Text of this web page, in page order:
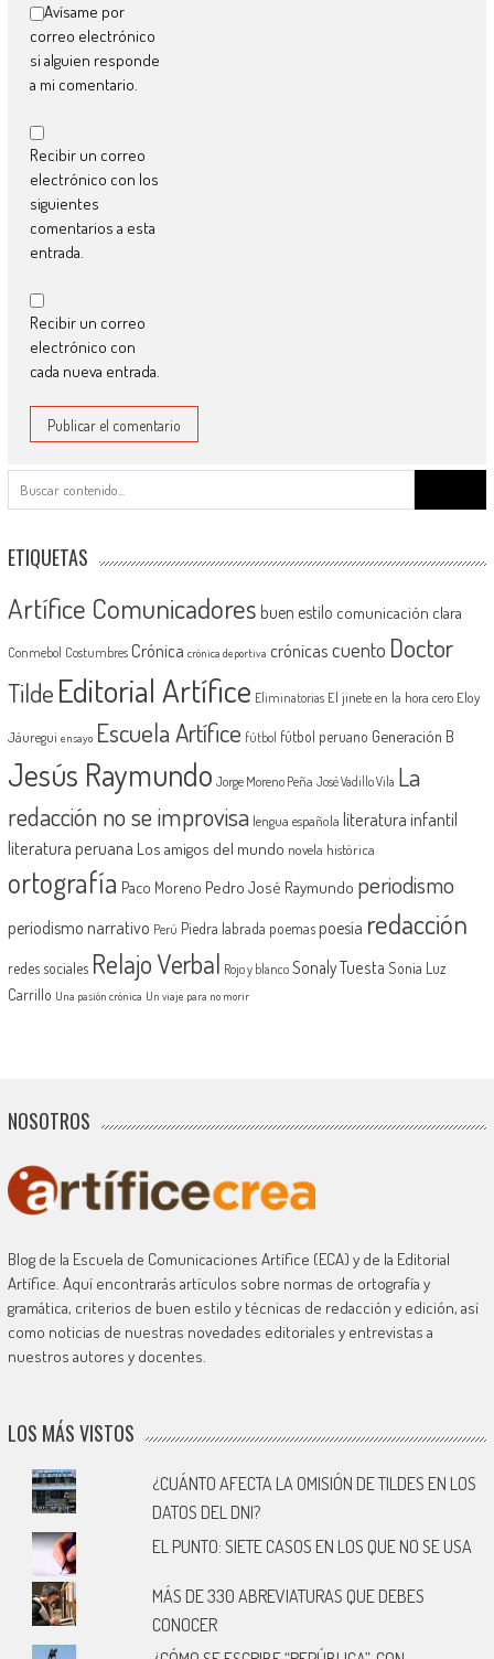
Avísame por
correo electrónico
si alguien responde
a mi comentario.
Recibir un correo
electrónico con los
siguientes
comentarios a esta
entrada.
Recibir un correo
electrónico con
cada nueva entrada.
ETIQUETAS
Artífice Comunicadores buen estilo comunicación clara
Conmebol Costumbres Crónica crónica deportiva crónicascuento Doctor
Tilde Editorial Artífice Eliminatorias El jinete en la hora cero Eloy
Jáuregui ensayo Escuela Artífice fútbol fútbol peruano Generación B
Jesús Raymundo Jorge Moreno Peña José Vadillo Vila La
redacción no se improvisa lengua española literatura infantil
literatura peruana Los amigos del mundo novela histórica
ortografía Paco Moreno Pedro José Raymundo periodismo
periodismo narrativo Perú Piedra labrada poemas poesía redacción
redes sociales Relajo Verbal Rojo y blanco Sonaly Tuesta Sonia Luz
Carrillo Una pasión crónica Un viaje para no morir
NOSOTROS
Blog de la Escuela de Comunicaciones Artífice (ECA) y de la Editorial
Artífice. Aquí encontrarás artículos sobre normas de ortografía y
gramática, criterios de buen estilo y técnicas de redacción y edición, así
como noticias de nuestras novedades editoriales y entrevistas a
nuestros autores y docentes.
LOS MÁS VISTOS
¿CUÁNTO AFECTA LA OMISIÓN DE TILDES EN LOS
DATOS DEL DNI?
EL PUNTO: SIETE CASOS EN LOS QUE NO SE USA
MÁS DE 330 ABREVIATURAS QUE DEBES
CONOCER